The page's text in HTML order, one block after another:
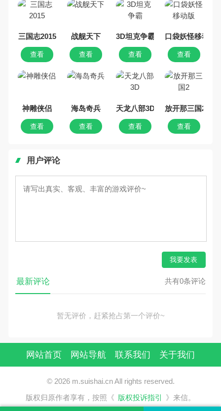
略手机游戏有哪些呢？游戏今天，
乐途下载站小编芒果味的怪咖给大
集，欢迎大家前来选择下载体验
三国志2015
查看
战舰天下
查看
3D坦克争霸
查看
口袋妖怪移动版
查看
神雕侠侣
查看
海岛奇兵
查看
天龙八部3D
查看
放开那三国2
查看
用户评论
我要发表
最新评论 共有0条评论
暂无评价，赶紧抢占第一个评价~
网站首页 网站导航 联系我们 关于我们
© 2026 m.suishai.cn All rights reserved.
版权归原作者享有，按照《 版权投诉指引 》来信。